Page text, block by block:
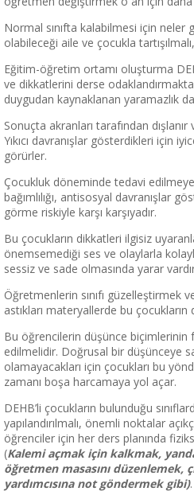
Normal sınıfta kalabilmesi için neler
olabileceği aile ve çocukla
Eğitim-öğretim ortamı oluşturma
ve dikkatlerini derse
duygudan kaynaklanan yaramazlık
Sonuçta akranları tarafından dışlanır
Yıkıcı davranışlar gösterdikleri için
görürler.
Çocukluk döneminde tedavi
bağımlılığı, antisosyal davranışlar
görme riskiyle karşı karşıyadır.
Bu çocukların dikkatleri ilgisiz
önemsemediği ses ve olaylarla
sessiz ve sade olmasında yarar
Öğretmenlerin sınıfı güzelleştirmek
astıkları materyallerde bu
Bu öğrencilerin düşünce biçimlerinin
edilmelidir. Doğrusal bir düşünceye
olamayacakları için çocukları bu
zamanı boşa harcamaya yol açar.
DEHB’li çocukların bulunduğu
yapılandırılmalı, önemli noktalar
öğrenciler için her ders planında
(Kalemi açmak için kalkmak,
öğretmen masasını
yardımcısına not göndermek gibi).